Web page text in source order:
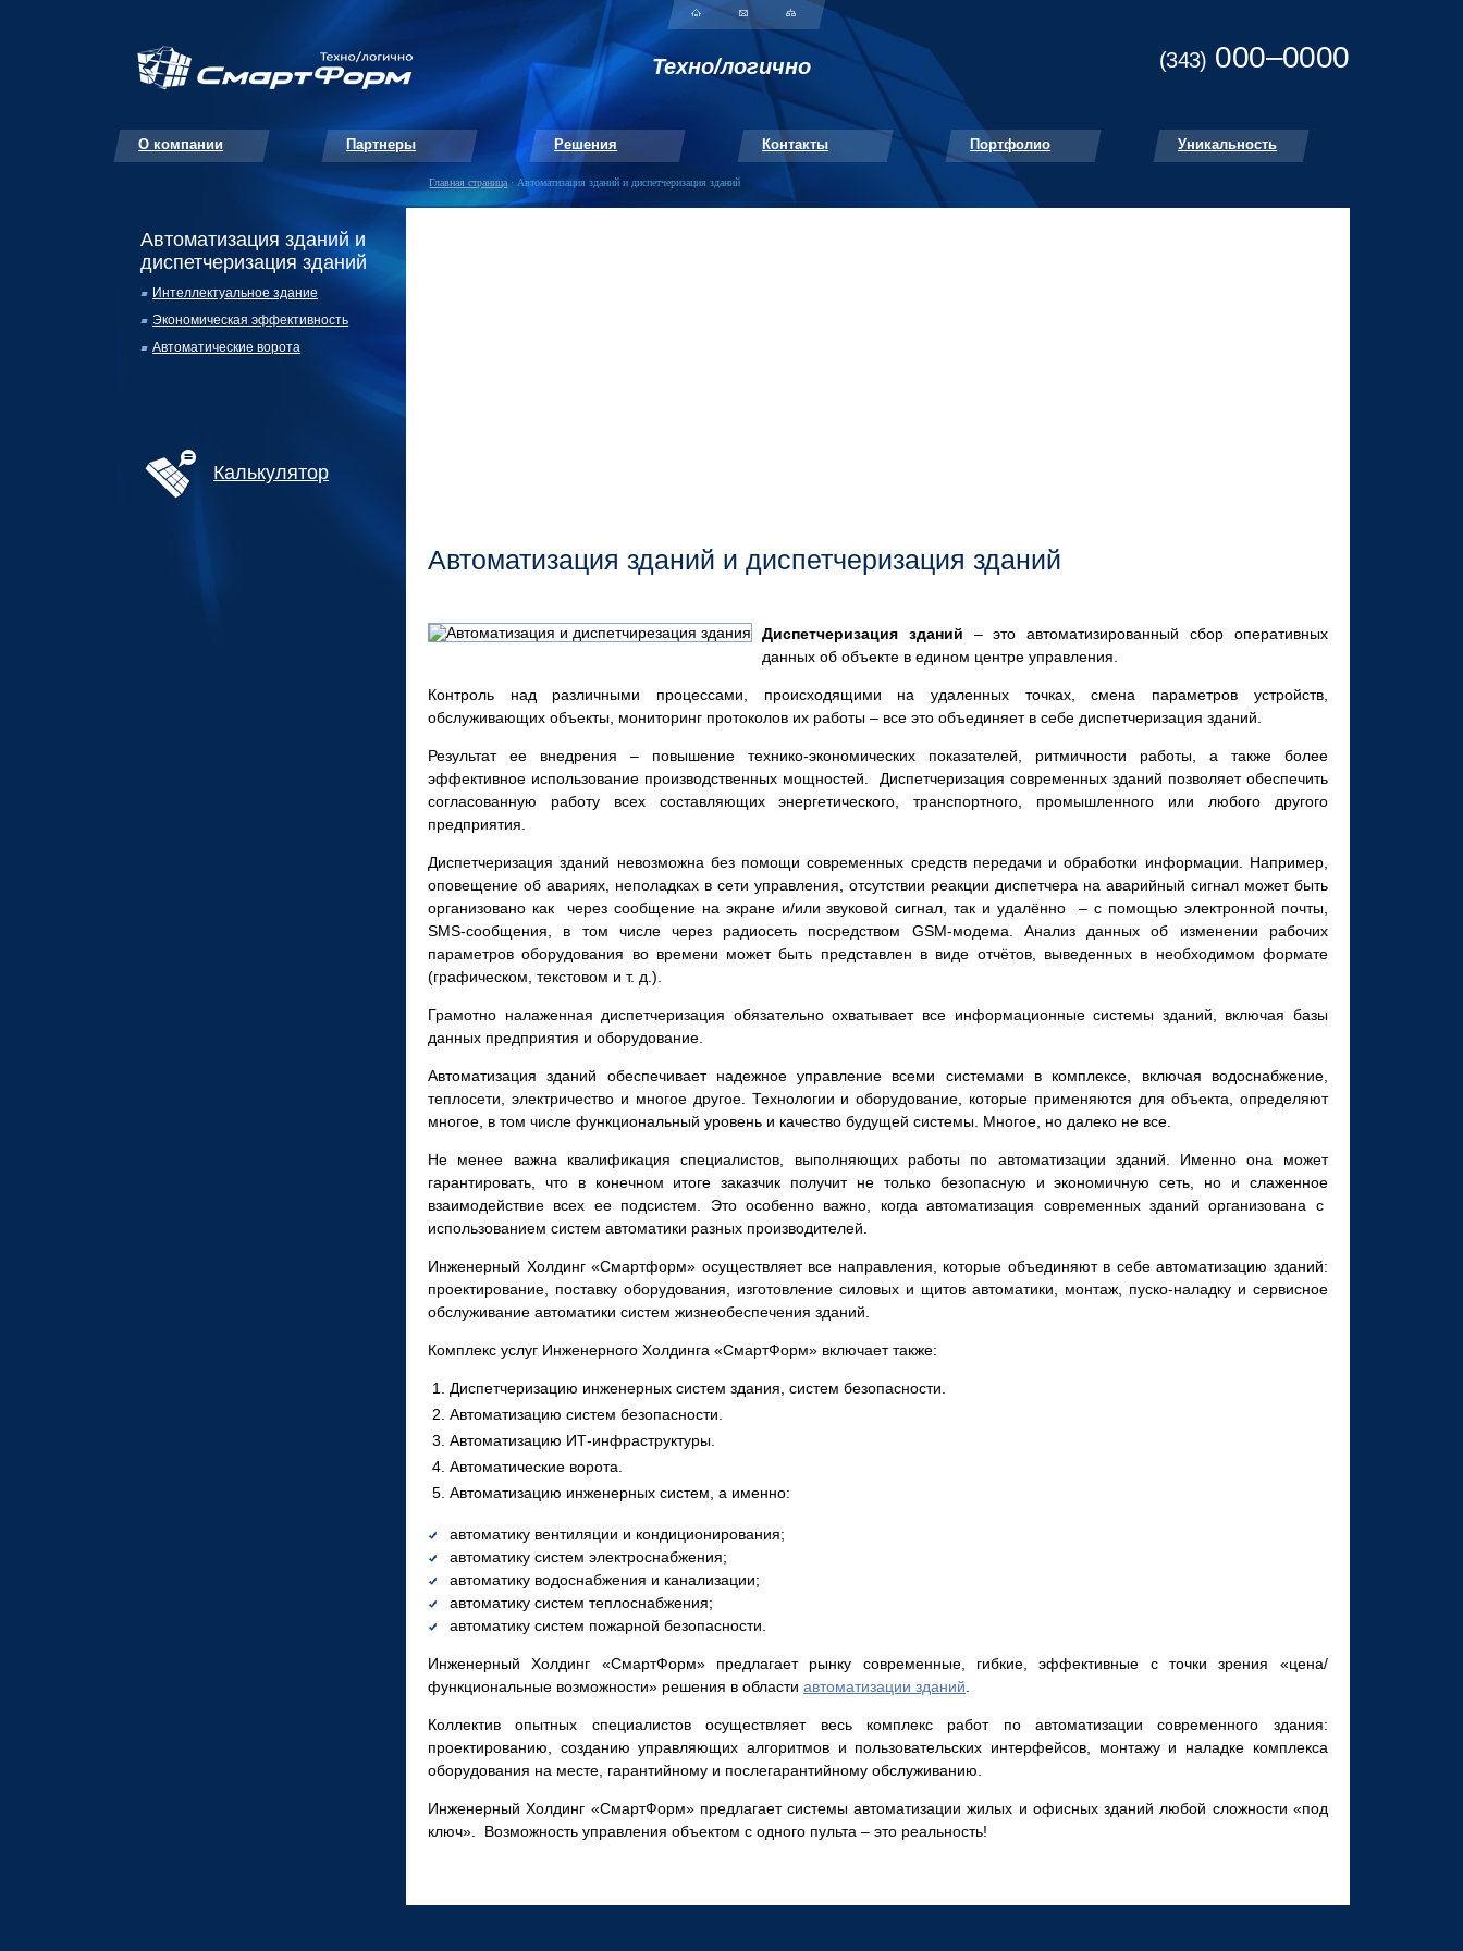
Техно/логично (343) 000–0000
О компании Партнеры Решения Контакты Портфолио Уникальность
Главная страница · Автоматизация зданий и диспетчеризация зданий
Автоматизация зданий и
диспетчеризация зданий
Интеллектуальное здание
Экономическая эффективность
Автоматические ворота
Калькулятор
Автоматизация зданий и диспетчеризация зданий
Диспетчеризация зданий – это автоматизированный сбор оперативных
данных об объекте в едином центре управления.
Контроль над различными процессами, происходящими на удаленных точках, смена параметров устройств,
обслуживающих объекты, мониторинг протоколов их работы – все это объединяет в себе диспетчеризация зданий.
Результат ее внедрения – повышение технико-экономических показателей, ритмичности работы, а также более
эффективное использование производственных мощностей. Диспетчеризация современных зданий позволяет обеспечить
согласованную работу всех составляющих энергетического, транспортного, промышленного или любого другого
предприятия.
Диспетчеризация зданий невозможна без помощи современных средств передачи и обработки информации. Например,
оповещение об авариях, неполадках в сети управления, отсутствии реакции диспетчера на аварийный сигнал может быть
организовано как через сообщение на экране и/или звуковой сигнал, так и удалённо – с помощью электронной почты,
SMS-сообщения, в том числе через радиосеть посредством GSM-модема. Анализ данных об изменении рабочих
параметров оборудования во времени может быть представлен в виде отчётов, выведенных в необходимом формате
(графическом, текстовом и т. д.).
Грамотно налаженная диспетчеризация обязательно охватывает все информационные системы зданий, включая базы
данных предприятия и оборудование.
Автоматизация зданий обеспечивает надежное управление всеми системами в комплексе, включая водоснабжение,
теплосети, электричество и многое другое. Технологии и оборудование, которые применяются для объекта, определяют
многое, в том числе функциональный уровень и качество будущей системы. Многое, но далеко не все.
Не менее важна квалификация специалистов, выполняющих работы по автоматизации зданий. Именно она может
гарантировать, что в конечном итоге заказчик получит не только безопасную и экономичную сеть, но и слаженное
взаимодействие всех ее подсистем. Это особенно важно, когда автоматизация современных зданий организована с
использованием систем автоматики разных производителей.
Инженерный Холдинг «Смартформ» осуществляет все направления, которые объединяют в себе автоматизацию зданий:
проектирование, поставку оборудования, изготовление силовых и щитов автоматики, монтаж, пуско-наладку и сервисное
обслуживание автоматики систем жизнеобеспечения зданий.
Комплекс услуг Инженерного Холдинга «СмартФорм» включает также:
Диспетчеризацию инженерных систем здания, систем безопасности.
Автоматизацию систем безопасности.
Автоматизацию ИТ-инфраструктуры.
Автоматические ворота.
Автоматизацию инженерных систем, а именно:
автоматику вентиляции и кондиционирования;
автоматику систем электроснабжения;
автоматику водоснабжения и канализации;
автоматику систем теплоснабжения;
автоматику систем пожарной безопасности.
Инженерный Холдинг «СмартФорм» предлагает рынку современные, гибкие, эффективные с точки зрения «цена/
функциональные возможности» решения в областиавтоматизации зданий
Коллектив опытных специалистов осуществляет весь комплекс работ по автоматизации современного здания:
проектированию, созданию управляющих алгоритмов и пользовательских интерфейсов, монтажу и наладке комплекса
оборудования на месте, гарантийному и послегарантийному обслуживанию.
Инженерный Холдинг «СмартФорм» предлагает системы автоматизации жилых и офисных зданий любой сложности «под
ключ». Возможность управления объектом с одного пульта – это реальность!